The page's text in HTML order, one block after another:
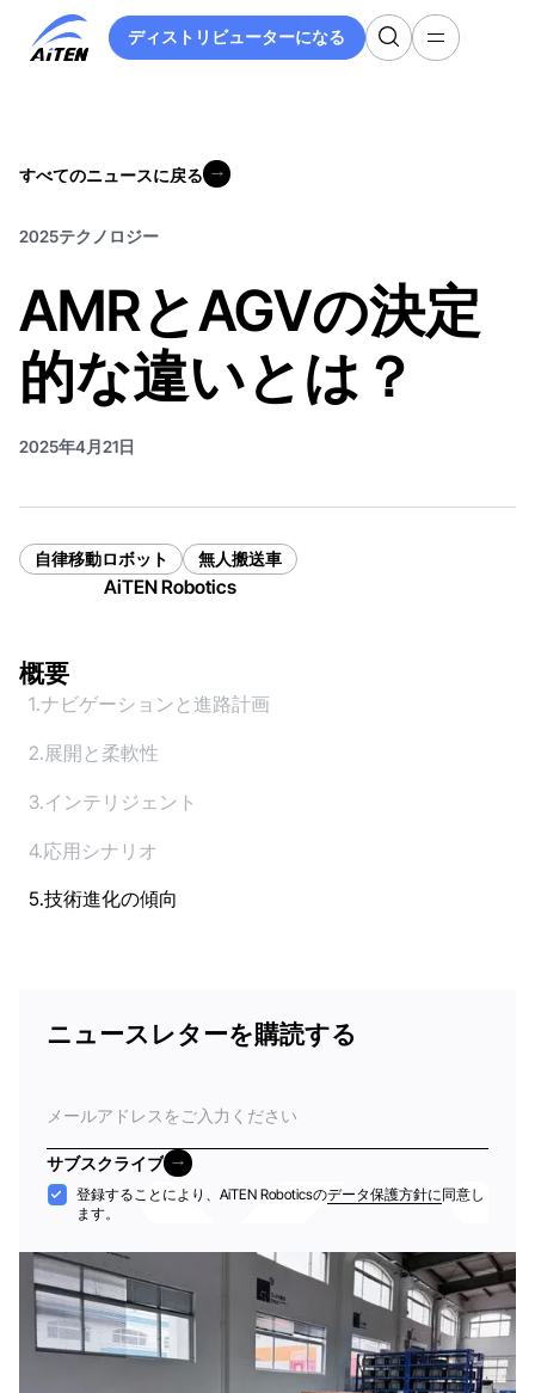
ディストリビューターになる
ディストリビューターになる
すべてのニュースに戻る
2025テクノロジー
AMRとAGVの決定
的な違いとは？
2025年4月21日
自律移動ロボット 無人搬送車
AiTEN Robotics
概要
1.ナビゲーションと進路計画
2.展開と柔軟性
3.インテリジェント
4.応用シナリオ
5.技術進化の傾向
ニュースレターを購読する
子
メ
ー
ル
サブスクライブ
サブスクライブ
受
れ
登録することにより、AiTEN Roboticsのデータ保護方針に 同意し
ます。